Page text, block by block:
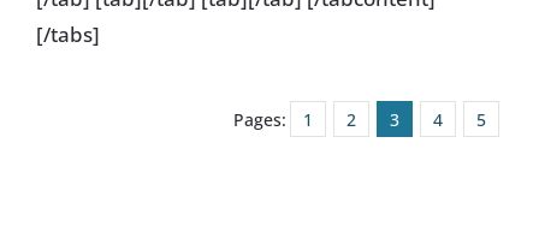
[/tabs]
Pages: 1 2 3 4 5